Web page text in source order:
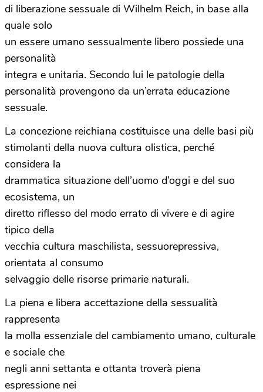
di liberazione sessuale di Wilhelm Reich, in base alla
quale solo
un essere umano sessualmente libero possiede una
personalità
integra e unitaria. Secondo lui le patologie della
personalità provengono da un’errata educazione
sessuale.
La concezione reichiana costituisce una delle basi più
stimolanti della nuova cultura olistica, perché
considera la
drammatica situazione dell’uomo d’oggi e del suo
ecosistema, un
diretto riflesso del modo errato di vivere e di agire
tipico della
vecchia cultura maschilista, sessuorepressiva,
orientata al consumo
selvaggio delle risorse primarie naturali.
La piena e libera accettazione della sessualità
rappresenta
la molla essenziale del cambiamento umano, culturale
e sociale che
negli anni settanta e ottanta troverà piena
espressione nei